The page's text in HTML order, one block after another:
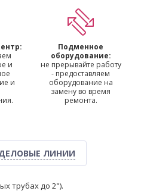
и
и
Подменное
оборудование:
не прерывайте работу
- предоставляем
оборудование на
замену во время
ремонта.
ЛИНИИ
трубах до 2").